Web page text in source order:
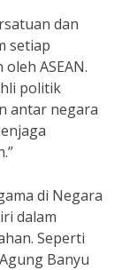
dan
setiap
ASEAN.
politik
antar negara
di Negara
dalam
Seperti
Banyu